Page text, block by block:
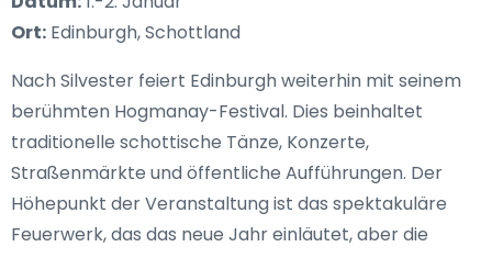
Ort: Edinburgh, Schottland
Nach Silvester feiert Edinburgh weiterhin mit seinem
berühmten Hogmanay-Festival. Dies beinhaltet
traditionelle schottische Tänze, Konzerte,
Straßenmärkte und öffentliche Aufführungen. Der
Höhepunkt der Veranstaltung ist das spektakuläre
Feuerwerk, das das neue Jahr einläutet, aber die